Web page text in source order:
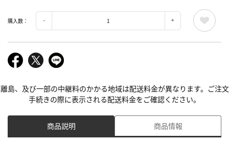
購入数：
離島、及び一部の中継料のかかる地域は配送料金が異なります。ご注文
手続きの際に表示される配送料金をご確認ください。
商品説明 商品情報